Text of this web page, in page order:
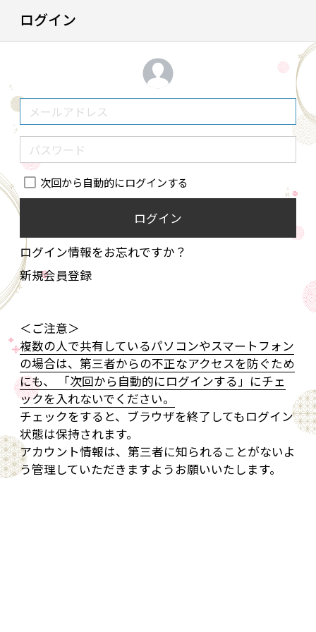
ログイン
次回から自動的にログインする
ログイン
ログイン情報をお忘れですか？
新規会員登録
＜ご注意＞
複数の人で共有しているパソコンやスマートフォン
の場合は、第三者からの不正なアクセスを防ぐため
にも、 「次回から自動的にログインする」にチェ
ックを入れないでください。
チェックをすると、ブラウザを終了してもログイン
状態は保持されます。
アカウント情報は、第三者に知られることがないよ
う管理していただきますようお願いいたします。